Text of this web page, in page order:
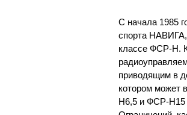
С начала 1985
спорта НАВИГА,
классе ФСР-Н.
приводящим в
котором может
Н6,5 и ФСР-Н15